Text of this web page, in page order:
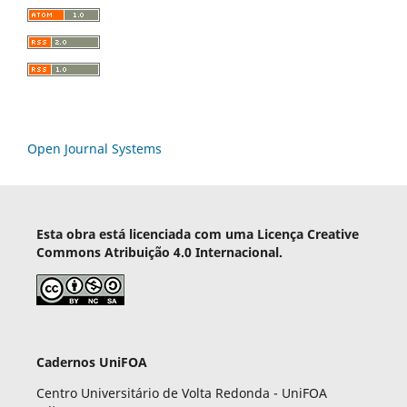
Open Journal Systems
Esta obra está licenciada com uma Licença Creative
Commons Atribuição 4.0 Internacional.
Cadernos UniFOA
Centro Universitário de Volta Redonda - UniFOA